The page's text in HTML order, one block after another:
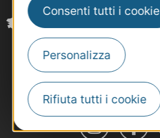
Consenti tutti i cookie
Personalizza
Rifiuta tutti i cookie